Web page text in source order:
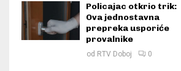
Policajac otkrio trik:
Ova jednostavna
prepreka usporiće
provalnike
od RTV Doboj 0